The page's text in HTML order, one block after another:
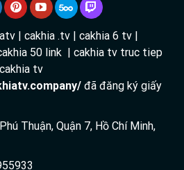
| cakhia .tv | cakhia 6 tv |
50 link | cakhia tv truc tiep
tv
đã đăng ký giấy
Thuận, Quận 7, Hồ Chí Minh,